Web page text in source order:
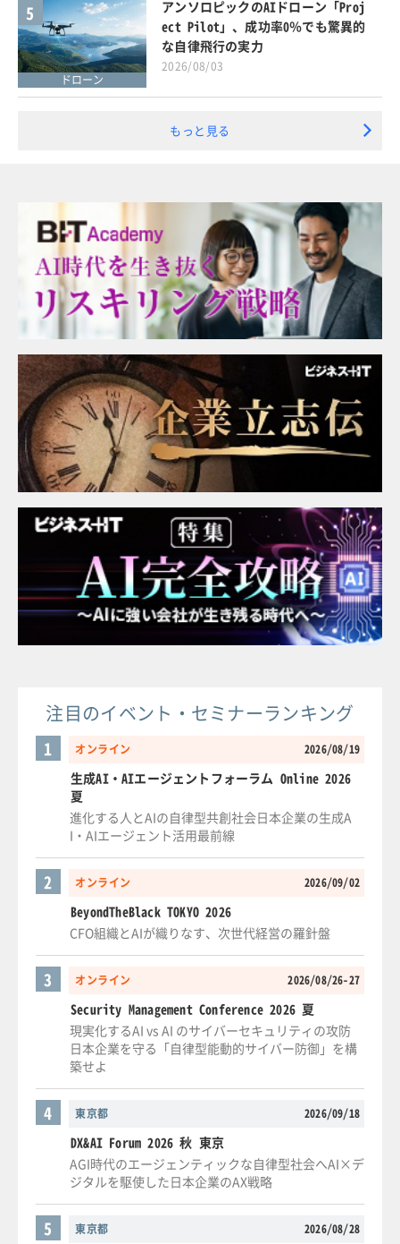
5
ドローン
アンソロピックのAIドローン「Proj
ect Pilot」、成功率0％でも驚異的
な自律飛行の実力
2026/08/03
もっと見る
注目のイベント・セミナーランキング
オンライン 2026/08/19
1
生成AI・AIエージェントフォーラム Online 2026
夏
進化する人とAIの自律型共創社会日本企業の生成A
I・AIエージェント活用最前線
オンライン 2026/09/02
2
BeyondTheBlack TOKYO 2026
CFO組織とAIが織りなす、次世代経営の羅針盤
オンライン 2026/08/26-27
3
Security Management Conference 2026 夏
現実化するAI vs AI のサイバーセキュリティの攻防
日本企業を守る「自律型能動的サイバー防御」を構
築せよ
東京都 2026/09/18
4
DX&AI Forum 2026 秋 東京
AGI時代のエージェンティックな自律型社会へAI×デ
ジタルを駆使した日本企業のAX戦略
東京都 2026/08/28
5